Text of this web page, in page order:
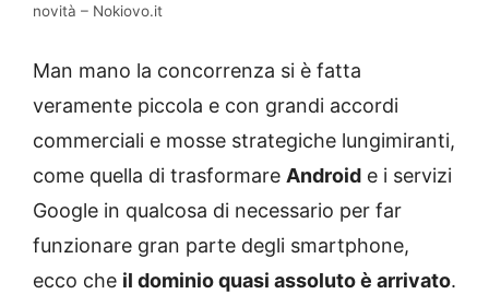
novità – Nokiovo.it
Man mano la concorrenza si è fatta
veramente piccola e con grandi accordi
commerciali e mosse strategiche lungimiranti,
come quella di trasformare Android e i servizi
Google in qualcosa di necessario per far
funzionare gran parte degli smartphone,
ecco che il dominio quasi assoluto è arrivato.